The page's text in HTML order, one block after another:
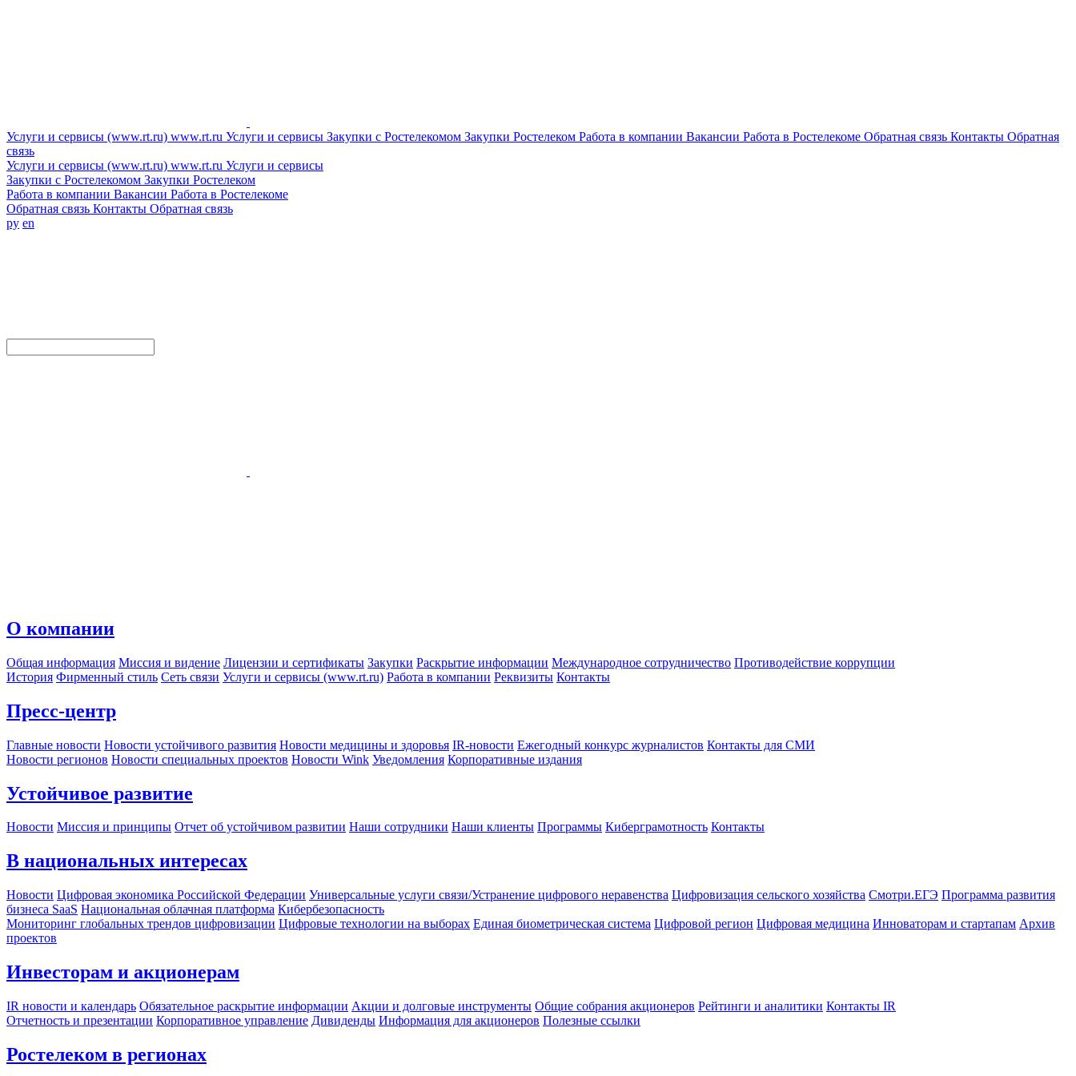
Услуги и сервисы (www.rt.ru) www.rt.ru Услуги и сервисы Закупки с Ростелекомом Закупки Ростелеком Работа в компании Вакансии Работа в Ростелекоме Обратная связь Контакты Обратная
связь
Услуги и сервисы (www.rt.ru) www.rt.ru Услуги и сервисы
Закупки с Ростелекомом Закупки Ростелеком
Работа в компании Вакансии Работа в Ростелекоме
Обратная связь Контакты Обратная связь
ру en
О компании
Общая информация Миссия и видение Лицензии и сертификаты Закупки Раскрытие информации Международное сотрудничество Противодействие коррупции
История Фирменный стиль Сеть связи Услуги и сервисы (www.rt.ru) Работа в компании Реквизиты Контакты
Пресс-центр
Главные новости Новости устойчивого развития Новости медицины и здоровья IR-новости Ежегодный конкурс журналистов Контакты для СМИ
Новости регионов Новости специальных проектов Новости Wink Уведомления Корпоративные издания
Устойчивое развитие
Новости Миссия и принципы Отчет об устойчивом развитии Наши сотрудники Наши клиенты Программы Киберграмотность Контакты
В национальных интересах
Новости Цифровая экономика Российской Федерации Универсальные услуги связи/Устранение цифрового неравенства Цифровизация сельского хозяйства Смотри.ЕГЭ Программа развития
бизнеса SaaS Национальная облачная платформа Кибербезопасность
Мониторинг глобальных трендов цифровизации Цифровые технологии на выборах Единая биометрическая система Цифровой регион Цифровая медицина Инноваторам и стартапам Архив
проектов
Инвесторам и акционерам
IR новости и календарь Обязательное раскрытие информации Акции и долговые инструменты Общие собрания акционеров Рейтинги и аналитики Контакты IR
Отчетность и презентации Корпоративное управление Дивиденды Информация для акционеров Полезные ссылки
Ростелеком в регионах